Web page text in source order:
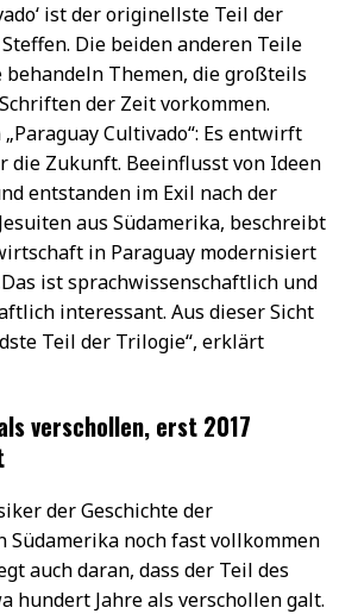
ist der originellste Teil der
Die beiden anderen Teile
behandeln Themen, die großteils
der Zeit vorkommen.
Cultivado“: Es entwirft
die Zukunft. Beeinflusst von Ideen
entstanden im Exil nach der
aus Südamerika, beschreibt
in Paraguay modernisiert
ist sprachwissenschaftlich und
interessant. Aus dieser Sicht
Teil der Trilogie“, erklärt
verschollen, erst 2017
der Geschichte der
Südamerika noch fast vollkommen
auch daran, dass der Teil des
hundert Jahre als verschollen galt.